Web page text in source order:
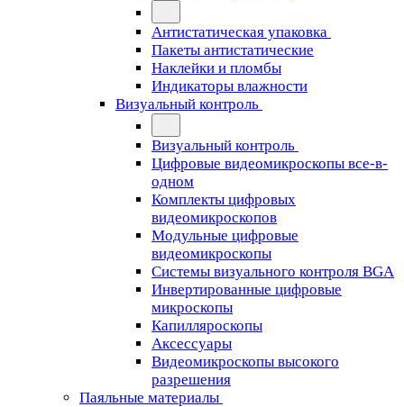
Антистатическая упаковка
Пакеты антистатические
Наклейки и пломбы
Индикаторы влажности
Визуальный контроль
Визуальный контроль
Цифровые видеомикроскопы все-в-
одном
Комплекты цифровых
видеомикроскопов
Модульные цифровые
видеомикроскопы
Cистемы визуального контроля BGA
Инвертированные цифровые
микроскопы
Капилляроскопы
Аксессуары
Видеомикроскопы высокого
разрешения
Паяльные материалы